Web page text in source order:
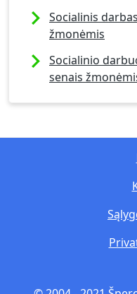
Socialinis
žmonėmis
Socialinio
senais